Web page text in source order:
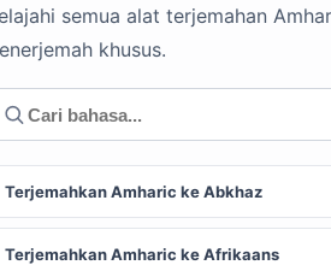
semua alat terjemahan
khusus.
Terjemahkan Amharic ke Abkhaz
Terjemahkan Amharic ke Afrikaans